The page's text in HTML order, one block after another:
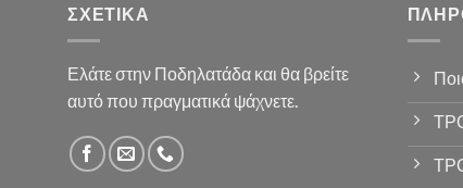
ΣΧΕΤΙΚΆ
Ελάτε στην Ποδηλατάδα και θα βρείτε
αυτό που πραγματικά ψάχνετε.